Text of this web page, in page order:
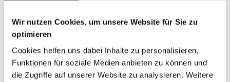
Wir nutzen Cookies, um unsere Website für Sie zu
optimieren
Cookies helfen uns dabei Inhalte zu personalisieren,
Funktionen für soziale Medien anbieten zu können und
die Zugriffe auf unserer Website zu analysieren. Weitere
Wirtschaftlich
Vollständiges
anfragen